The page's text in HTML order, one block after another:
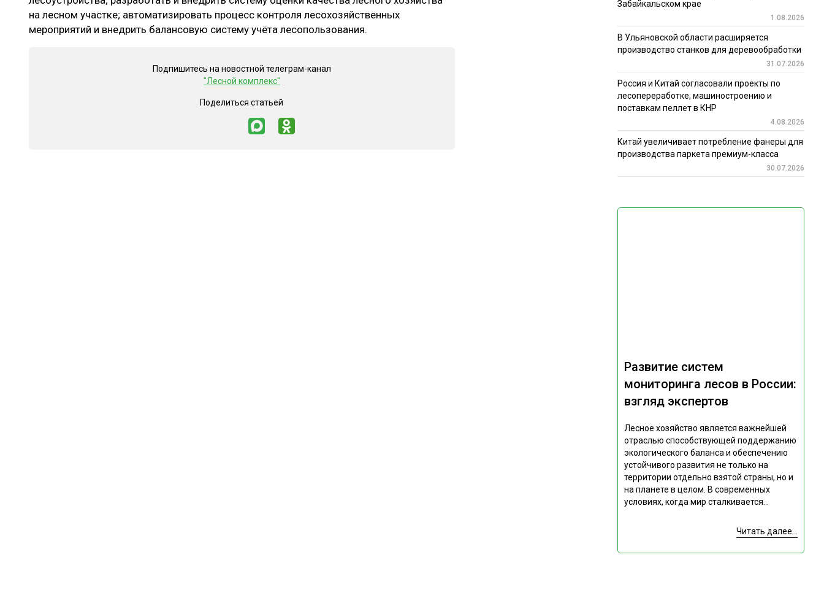
на лесном участке; автоматизировать процесс контроля лесохозяйственных
мероприятий и внедрить балансовую систему учёта лесопользования.
Подпишитесь на новостной телеграм-канал
"Лесной комплекс"
Поделиться статьей
Развитие систем
мониторинга лесов в России:
взгляд экспертов
Лесное хозяйство является важнейшей
отраслью способствующей поддержанию
экологического баланса и обеспечению
устойчивого развития не только на
территории отдельно взятой страны, но и
на планете в целом. В современных
условиях, когда мир сталкивается...
Читать далее...
Забайкальском крае
1.08.2026
В Ульяновской области расширяется
производство станков для деревообработки
31.07.2026
Россия и Китай согласовали проекты по
лесопереработке, машиностроению и
поставкам пеллет в КНР
4.08.2026
Китай увеличивает потребление фанеры для
производства паркета премиум-класса
30.07.2026